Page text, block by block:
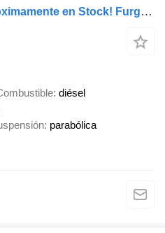
Renault Master 145PK Proximamente en Stock! Furgón Caja Cerrada – LED -
diésel
parabólica